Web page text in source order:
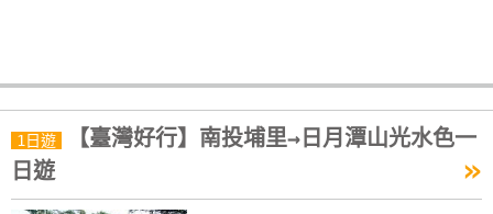
1日遊
【臺灣好行】南投埔里→日月潭山光水色一
日遊
»